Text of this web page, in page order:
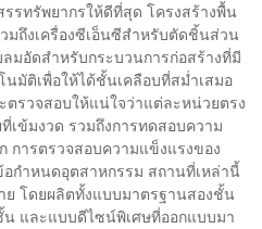
รทรัพยากรให้ดีที่สุด โครงสร้างพื้น
มถึงเครื่องซีเอ็นซีสำหรับตัดชิ้นส่วน
มอัดสำหรับกระบวนการก่อสร้างที่มี
มัติเพื่อให้ได้ชั้นเคลือบที่สม่ำเสมอ
รวจสอบให้แน่ใจว่าแต่ละหน่วยตรง
เข้มงวด รวมถึงการทดสอบความ
การตรวจสอบความแข็งแรงของ
กำหนดอุตสาหกรรม สถานที่เหล่านี้
โดยผลิตทั้งแบบมาตรฐานสองชั้น
และแบบดีไซน์พิเศษที่ออกแบบมา